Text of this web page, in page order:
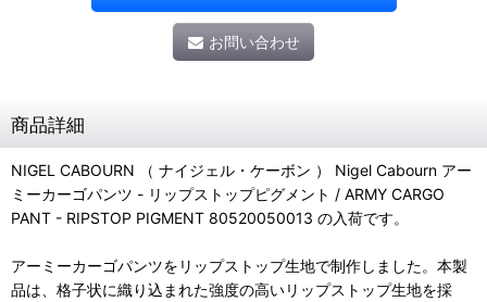
お問い合わせ
商品詳細
NIGEL CABOURN （ ナイジェル・ケーボン ） Nigel Cabourn アー
ミーカーゴパンツ - リップストップピグメント / ARMY CARGO
PANT - RIPSTOP PIGMENT 80520050013 の入荷です。
アーミーカーゴパンツをリップストップ生地で制作しました。本製
品は、格子状に織り込まれた強度の高いリップストップ生地を採